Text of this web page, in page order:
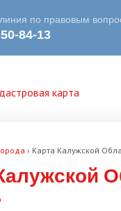
› Карта Калужской